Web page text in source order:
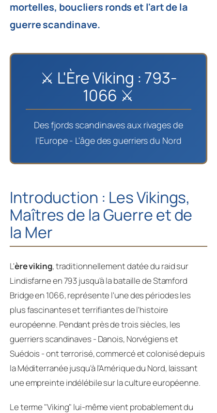
mortelles, boucliers ronds et l'art de la
guerre scandinave.
⚔️ L'Ère Viking : 793-
1066 ⚔️
Des fjords scandinaves aux rivages de
l'Europe - L'âge des guerriers du Nord
Introduction : Les Vikings,
Maîtres de la Guerre et de
la Mer
L'ère viking, traditionnellement datée du raid sur
Lindisfarne en 793 jusqu'à la bataille de Stamford
Bridge en 1066, représente l'une des périodes les
plus fascinantes et terrifiantes de l'histoire
européenne. Pendant près de trois siècles, les
guerriers scandinaves - Danois, Norvégiens et
Suédois - ont terrorisé, commercé et colonisé depuis
la Méditerranée jusqu'à l'Amérique du Nord, laissant
une empreinte indélébile sur la culture européenne.
Le terme "Viking" lui-même vient probablement du